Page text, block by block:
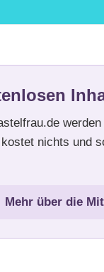
nichts und
Mehr über die